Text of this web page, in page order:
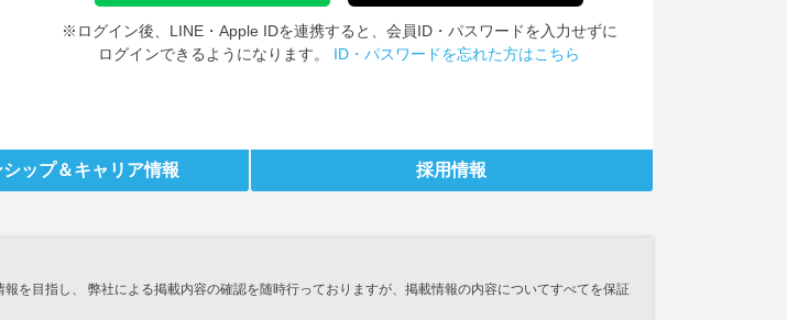
※ログイン後、LINE・Apple IDを連携すると、会員ID・パスワードを入力せずに
ログインできるようになります。 ID・パスワードを忘れた方はこちら
ップ＆キャリア情報 採用情報
を目指し、 弊社による掲載内容の確認を随時行っておりますが、掲載情報の内容についてすべてを保証